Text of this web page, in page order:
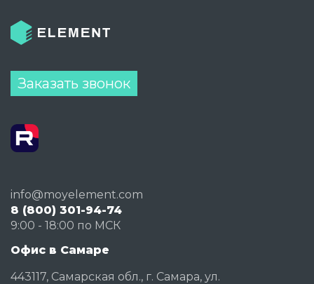
Заказать звонок
info@moyelement.com
8 (800) 301-94-74
9:00 - 18:00 по МСК
Офис в Самаре
443117, Самарская обл., г. Самара, ул.